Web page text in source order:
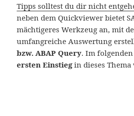
Tipps solltest du dir nicht
neben dem Quickviewer bietet
mächtigeres Werkzeug an, mit
umfangreiche Auswertung
bzw. ABAP Query. Im
ersten Einstiegin dieses Thema